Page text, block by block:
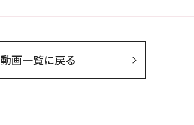
動画一覧に戻る